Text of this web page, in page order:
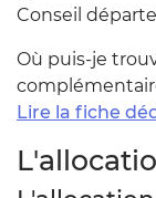
Conseil
Où puis-je
Lire la fiche